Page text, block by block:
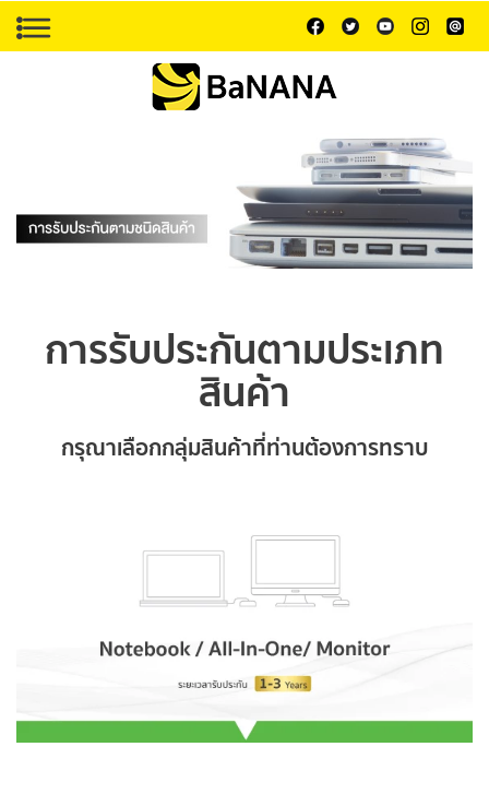
การรับประกันตามประเภท
สินค้า
กรุณาเลือกกลุ่มสินค้าที่ท่านต้องการทราบ